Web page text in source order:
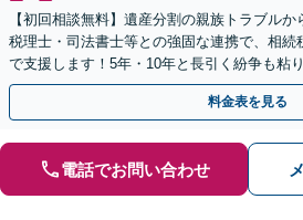
【初回相談無料】遺産分割の親族トラブルか
税理士・司法書士等との強固な連携で、相続
で支援します！5年・10年と長引く紛争も粘
休日相談も対応可能】
料金表を見る
電話でお問い合わせ